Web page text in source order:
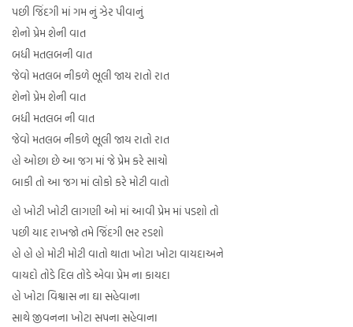
પછી જિંદગી માં ગમ નું ઝેર પીવાનું
શેનો પ્રેમ શેની વાત
બધી મતલબની વાત
જેવો મતલબ નીકળે ભૂલી જાય રાતો રાત
શેનો પ્રેમ શેની વાત
બધી મતલબ ની વાત
જેવો મતલબ નીકળે ભૂલી જાય રાતો રાત
હો ઓછા છે આ જગ માં જે પ્રેમ કરે સાચો
બાકી તો આ જગ માં લોકો કરે મોટી વાતો
હો ખોટી ખોટી લાગણી ઓ માં આવી પ્રેમ માં પડશો તો
પછી યાદ રાખજો તમે જિંદગી ભર રડશો
હો હો હો મોટી મોટી વાતો થાતા ખોટા ખોટા વાયદાઅને
વાયદો તોડે દિલ તોડે એવા પ્રેમ ના કાયદા
હો ખોટા વિશ્વાસ ના ઘા સહેવાના
સાથે જીવનના ખોટા સપના સહેવાના